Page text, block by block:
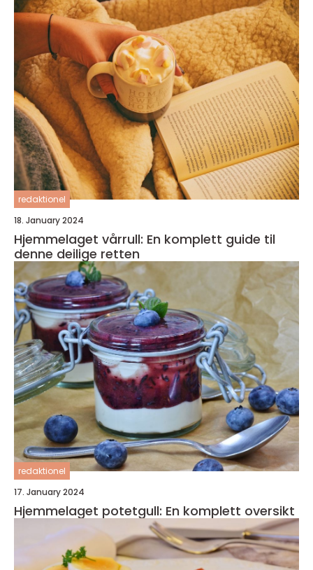
redaktionel
18. January 2024
Hjemmelaget vårrull: En komplett guide til
denne deilige retten
redaktionel
17. January 2024
Hjemmelaget potetgull: En komplett oversikt